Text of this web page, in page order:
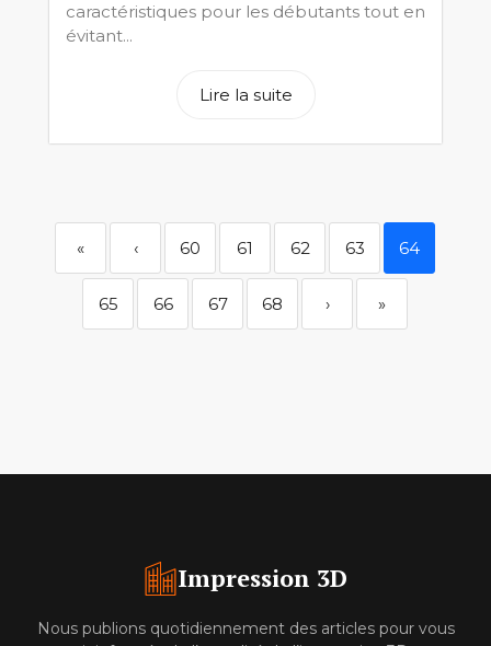
caractéristiques pour les débutants tout en
évitant...
Lire la suite
« ‹ 60 61 62 63 64
65 66 67 68 › »
Impression 3D
Nous publions quotidiennement des articles pour vous